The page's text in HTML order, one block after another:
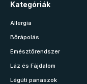
Kategóriák
Allergia
Bőrápolás
Emésztőrendszer
Láz és Fájdalom
Légúti panaszok